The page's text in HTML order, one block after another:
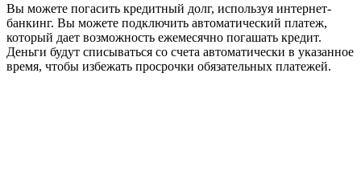
Вы можете погасить кредитный долг, используя интернет-
банкинг. Вы можете подключить автоматический платеж,
который дает возможность ежемесячно погашать кредит.
Деньги будут списываться со счета автоматически в указанное
время, чтобы избежать просрочки обязательных платежей.